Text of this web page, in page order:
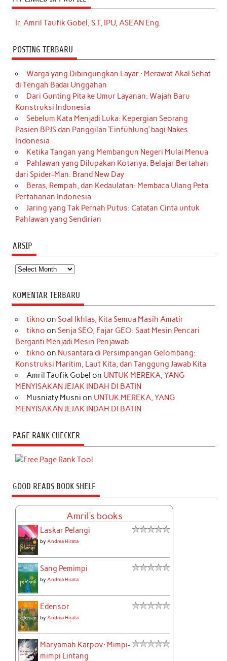
Ir. Amril Taufik Gobel, S.T, IPU, ASEAN Eng.
POSTING TERBARU
Warga yang Dibingungkan Layar : Merawat Akal Sehat
di Tengah Badai Unggahan
Dari Gunting Pita ke Umur Layanan: Wajah Baru
Konstruksi Indonesia
Sebelum Kata Menjadi Luka: Kepergian Seorang
Pasien BPJS dan Panggilan ‘Einfühlung’ bagi Nakes
Indonesia
Ketika Tangan yang Membangun Negeri Mulai Menua
Pahlawan yang Dilupakan Kotanya: Belajar Bertahan
dari Spider-Man: Brand New Day
Beras, Rempah, dan Kedaulatan: Membaca Ulang Peta
Pertahanan Indonesia
Jaring yang Tak Pernah Putus: Catatan Cinta untuk
Pahlawan yang Sendirian
ARSIP
Arsip
KOMENTAR TERBARU
tikno on Soal Ikhlas, Kita Semua Masih Amatir
tikno on Senja SEO, Fajar GEO: Saat Mesin Pencari
Berganti Menjadi Mesin Penjawab
tikno on Nusantara di Persimpangan Gelombang:
Konstruksi Maritim, Laut Kita, dan Tanggung Jawab Kita
Amril Taufik Gobel on UNTUK MEREKA, YANG
MENYISAKAN JEJAK INDAH DI BATIN
Musniaty Musni on UNTUK MEREKA, YANG
MENYISAKAN JEJAK INDAH DI BATIN
PAGE RANK CHECKER
GOOD READS BOOK SHELF
Amril's books
Laskar Pelangi
byAndrea Hirata
Sang Pemimpi
byAndrea Hirata
Edensor
byAndrea Hirata
Maryamah Karpov: Mimpi-
mimpi Lintang